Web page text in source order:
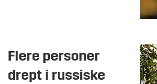
Flere personer
drept i russiske